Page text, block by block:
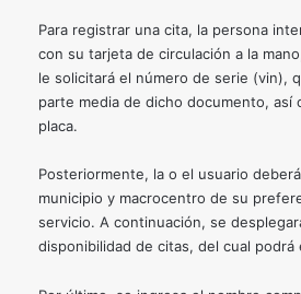
Para registrar una cita, la persona
con su tarjeta de circulación a la
le solicitará el número de serie (vin),
parte media de dicho documento, así
placa.
Posteriormente, la o el usuario
municipio y macrocentro de su
servicio. A continuación, se
disponibilidad de citas, del cual podrá